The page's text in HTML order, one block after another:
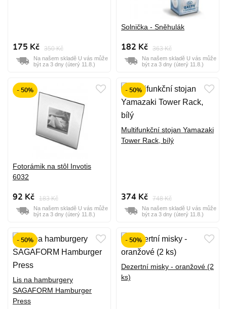
175 Kč 350 Kč
Na našem skladě U vás může
být za 3 dny (úterý 11.8.)
Solnička - Sněhulák
182 Kč 363 Kč
Na našem skladě U vás může
být za 3 dny (úterý 11.8.)
- 50%
Fotorámik na stôl Invotis
6032
92 Kč 183 Kč
Na našem skladě U vás může
být za 3 dny (úterý 11.8.)
- 50%
Multifunkční stojan Yamazaki
Tower Rack, bílý
374 Kč 748 Kč
Na našem skladě U vás může
být za 3 dny (úterý 11.8.)
- 50%
Lis na hamburgery
SAGAFORM Hamburger
Press
- 50%
Dezertní misky - oranžové (2
ks)